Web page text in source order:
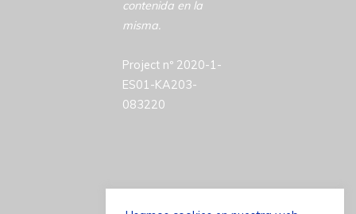
contenida en la
misma.
Project nº 2020-1-
ES01-KA203-
083220